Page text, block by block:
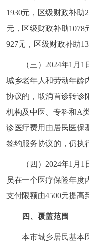
ITALIANO
1930元，区级财政补助
元，区级财政补助1078
927元，区级财政补助
（三）2024年1月1
城乡老年人和劳动年龄
协议的，取消首诊转诊
机构及中医、专科和A
诊医疗费用由居民医保
签约服务协议的，仍执
（四）2024年1月1
员在一个医疗保险年度
支付限额由4500元提高
四、覆盖范围
本市城乡居民基本